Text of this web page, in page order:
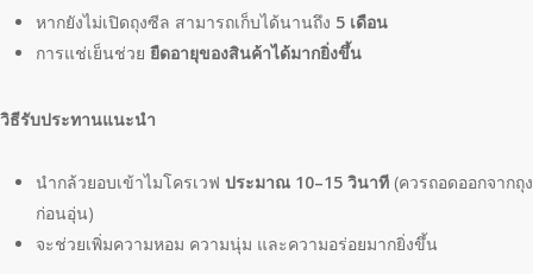
หากยังไม่เปิดถุงซีล สามารถเก็บได้นานถึง 5 เดือน
การแช่เย็นช่วย ยืดอายุของสินค้าได้มากยิ่งขึ้น
วิธีรับประทานแนะนำ
นำกล้วยอบเข้าไมโครเวฟ ประมาณ 10–15 วินาที (ควรถอดออกจากถุง
ก่อนอุ่น)
จะช่วยเพิ่มความหอม ความนุ่ม และความอร่อยมากยิ่งขึ้น